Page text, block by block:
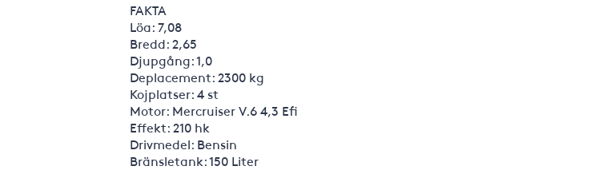
FAKTA
Löa: 7,08
Bredd: 2,65
Djupgång: 1,0
Deplacement: 2300 kg
Kojplatser: 4 st
Motor: Mercruiser V.6 4,3 Efi
Effekt: 210 hk
Drivmedel: Bensin
Bränsletank: 150 Liter